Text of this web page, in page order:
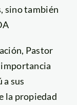
sino también
Pastor
importancia
a sus
la propiedad